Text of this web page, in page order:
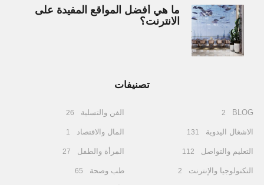
ما هي أفضل المواقع المفيدة على
الانترنت؟
تصنيفات
BLOG
2
الاشغال اليدوية 131
التعليم والتواصل 112
التكنولوجيا والإنترنت 2
الفن والتسلية 26
المال والاقتصاد 1
المرأة والطفل 27
طب وصحة 65